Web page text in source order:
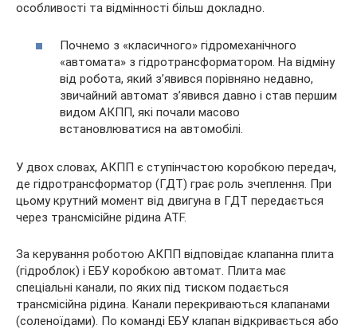
особливості та відмінності більш докладно.
Почнемо з «класичного» гідромеханічного
«автомата» з гідротрансформатором. На відміну
від робота, який з’явився порівняно недавно,
звичайний автомат з’явився давно і став першим
видом АКПП, які почали масово
встановлюватися на автомобілі.
У двох словах, АКПП є ступінчастою коробкою передач,
де гідротрансформатор (ГДТ) грає роль зчеплення. При
цьому крутний момент від двигуна в ГДТ передається
через трансмісійне рідина ATF.
За керування роботою АКПП відповідає клапанна плита
(гідроблок) і ЕБУ коробкою автомат. Плита має
спеціальні канали, по яких під тиском подається
трансмісійна рідина. Канали перекриваються клапанами
(соленоїдами). По команді ЕБУ клапан відкривається або